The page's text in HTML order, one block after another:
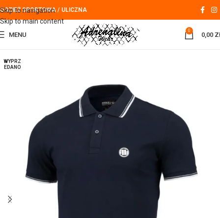
Skip to navigation
Skip to main content
ODZIEŻ SPORTOWA / ULICZNA
MENU
0
0,00
WYPRZ
EDANO